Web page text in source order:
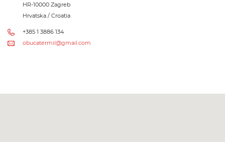
HR-10000 Zagreb
Hrvatska / Croatia
+385 1 3886 134
obucatermil@gmail.com